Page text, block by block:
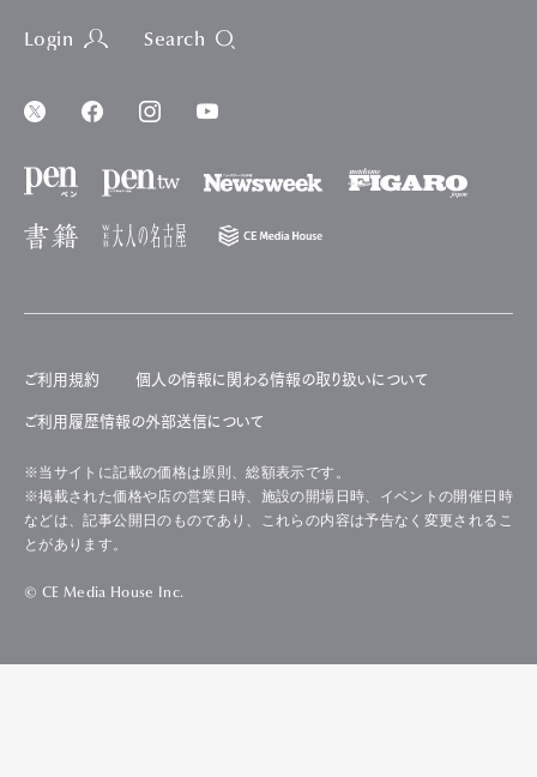
Login Search
ご利用規約 個人の情報に関わる情報の取り扱いについて
ご利用履歴情報の外部送信について
※当サイトに記載の価格は原則、総額表示です。
※掲載された価格や店の営業日時、施設の開場日時、イベントの開催日時
などは、記事公開日のものであり、これらの内容は予告なく変更されるこ
とがあります。
© CE Media House Inc.